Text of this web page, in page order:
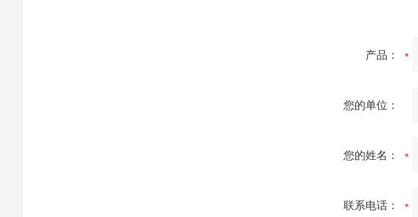
产品：
您的单位：
您的姓名：
联系电话：